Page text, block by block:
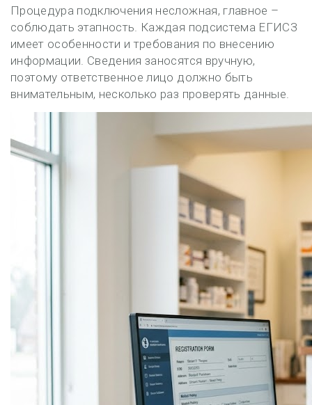
Процедура подключения несложная, главное –
соблюдать этапность. Каждая подсистема ЕГИСЗ
имеет особенности и требования по внесению
информации. Сведения заносятся вручную,
поэтому ответственное лицо должно быть
внимательным, несколько раз проверять данные.